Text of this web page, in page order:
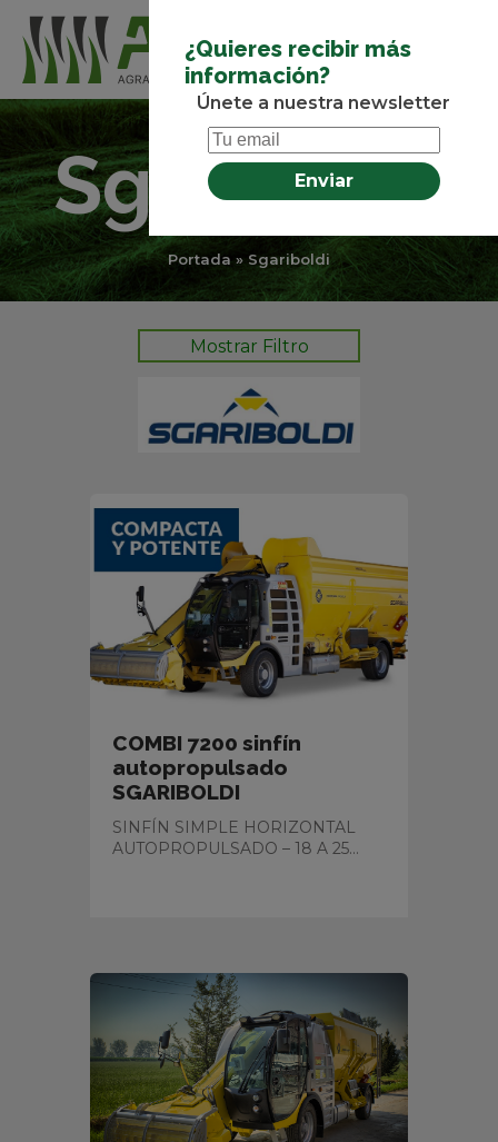
Sgariboldi
Portada » Sgariboldi
Mostrar Filtro
COMBI 7200 sinfín
autopropulsado
SGARIBOLDI
SINFÍN SIMPLE HORIZONTAL
AUTOPROPULSADO – 18 A 25...
¿Quieres recibir más
información?
Únete a nuestra newsletter